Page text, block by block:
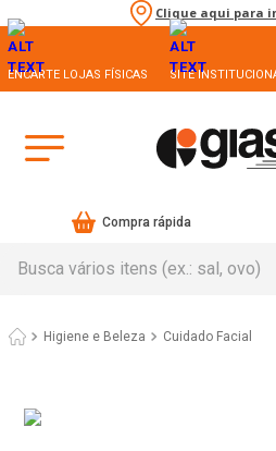
Clique aqui para
ENCARTE LOJAS FÍSICAS SITE
Compra rápida
Higiene e Beleza Cuidado Facial